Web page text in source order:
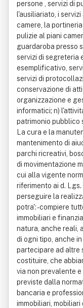
persone , servizi di
l'ausiliariato, i
camere, la
pulizie al piani
guardaroba presso
servizi di segreteria
esemplificativo,
servizi di
conservazione di
organizzazione e
informatici; n)
patrimonio pubblico
La cura e la
mantenimento di
parchi ricreativi,
di movimentazione
cui alla vigente
riferimento ai d.
perseguire la
potra': - compiere
immobiliari e
natura, anche reali,
di ogni tipo, anche
partecipare ad altre
costituire, che
via non prevalente
previste dalla
bancaria e
immobiliari,